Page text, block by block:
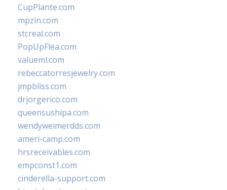
CupPlante.com
mpzin.com
stcreal.com
PopUpFlea.com
valueml.com
rebeccatorresjewelry.com
jmpbliss.com
drjorgerico.com
queensushipa.com
wendyweimerdds.com
ameri-camp.com
hrsreceivables.com
empconst1.com
cinderella-support.com